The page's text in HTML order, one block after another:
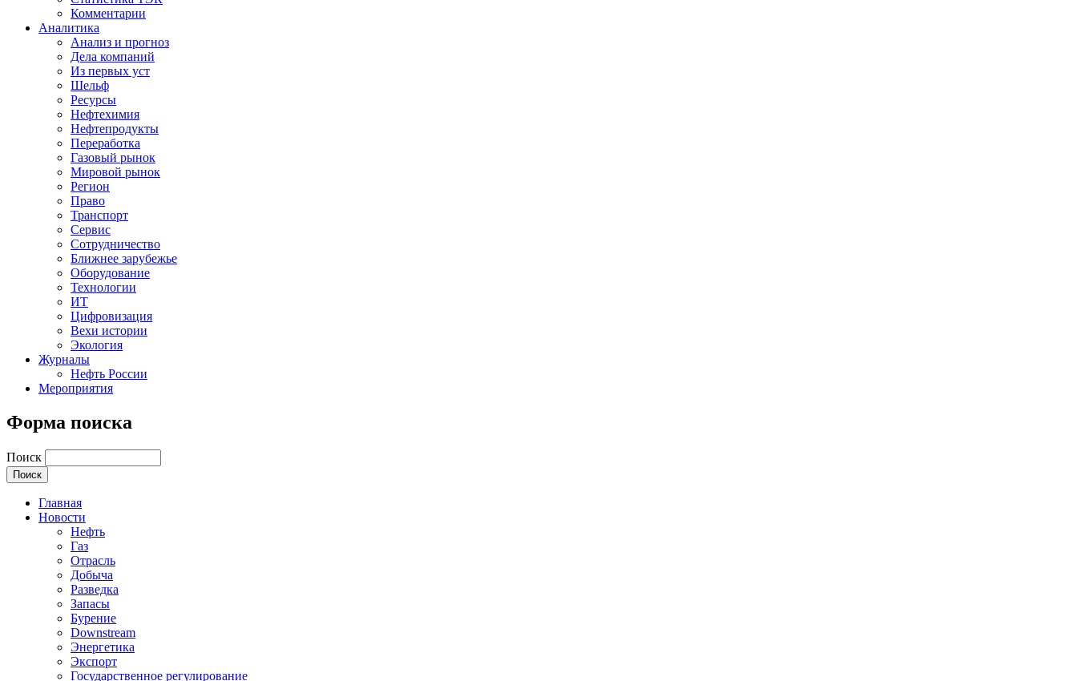
Комментарии
Аналитика
Анализ и прогноз
Дела компаний
Из первых уст
Шельф
Ресурсы
Нефтехимия
Нефтепродукты
Переработка
Газовый рынок
Мировой рынок
Регион
Право
Транспорт
Сервис
Сотрудничество
Ближнее зарубежье
Оборудование
Технологии
ИТ
Цифровизация
Вехи истории
Экология
Журналы
Нефть России
Мероприятия
Форма поиска
Поиск
Главная
Новости
Нефть
Газ
Отрасль
Добыча
Разведка
Запасы
Бурение
Downstream
Энергетика
Экспорт
Государственное регулирование